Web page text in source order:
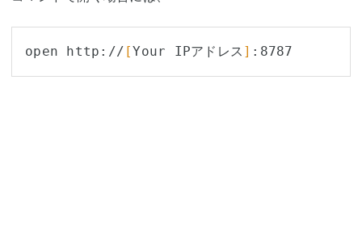
open http:// [Your IPアドレス ]